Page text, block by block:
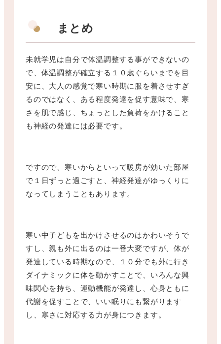
まとめ
未就学児は自分で体温調整する事ができないの
で、体温調整が確立する１０歳ぐらいまでを目
安に、大人の感覚で寒い時期に服を着させすぎ
るのではなく、ある程度発達を促す意味で、寒
さを肌で感じ、ちょっとした負荷をかけること
も神経の発達には必要です。
ですので、寒いからといって暖房が効いた部屋
で１日ずっと過ごすと、神経発達がゆっくりに
なってしまうこともあります。
寒い中子どもを出かけさせるのはかわいそうで
すし、親も外に出るのは一番大変ですが、体が
発達している時期なので、１０分でも外に行き
ダイナミックに体を動かすことで、いろんな興
味関心を持ち、運動機能が発達し、心身ともに
代謝を促すことで、いい眠りにも繋がります
し、寒さに対応する力が身につきます。